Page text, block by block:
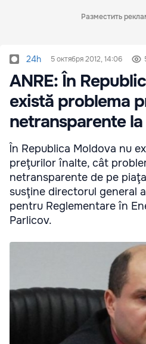
Разместить
24h 5 октября 2012, 14:06
ANRE: În
există problema
netransparente
În Republica Moldova nu
preţurilor înalte, cât
netransparente de pe
susţine directorul general
pentru Reglementare în
Parlicov.